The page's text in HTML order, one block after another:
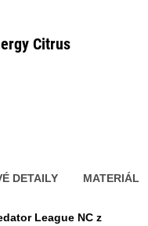
Citrus
DETAILY MATERIÁL
League NC z